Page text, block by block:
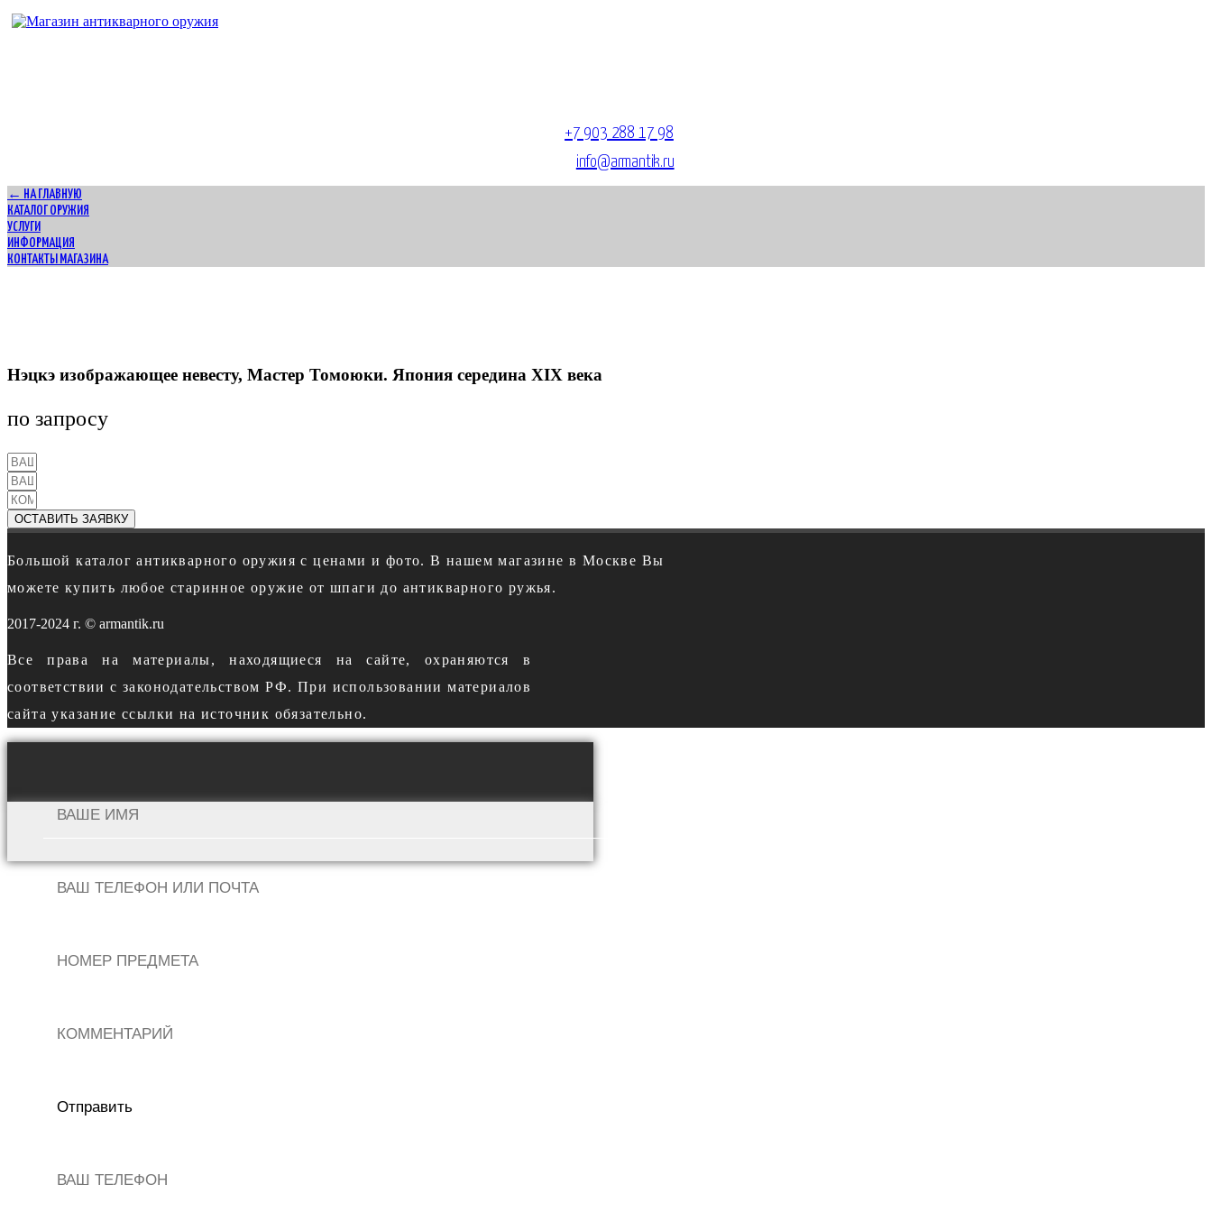
+7 903 288 17 98
info@armantik.ru
← НА ГЛАВНУЮ
КАТАЛОГ ОРУЖИЯ
УСЛУГИ
ИНФОРМАЦИЯ
КОНТАКТЫ МАГАЗИНА
Нэцкэ изображающее невесту, Мастер Томоюки. Япония середина XIX века
по запросу
ОСТАВИТЬ ЗАЯВКУ
Большой каталог антикварного оружия с ценами и фото. В нашем магазине в Москве Вы
можете купить любое старинное оружие от шпаги до антикварного ружья.
2017-2024 г. © armantik.ru
Все права на материалы, находящиеся на сайте, охраняются в
соответствии с законодательством РФ. При использовании материалов
сайта указание ссылки на источник обязательно.